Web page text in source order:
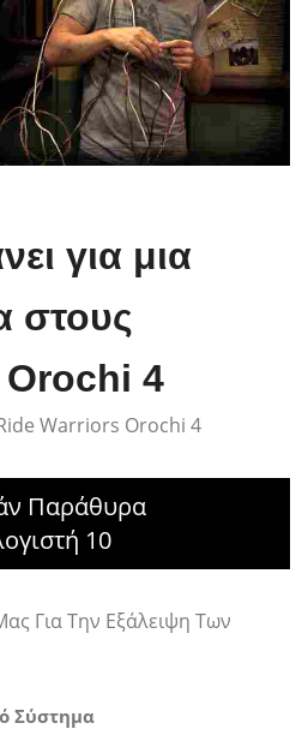
για μια
στους
Orochi 4
Warriors Orochi 4
Παράθυρα
10
Για Την Εξάλειψη Των
Σύστημα